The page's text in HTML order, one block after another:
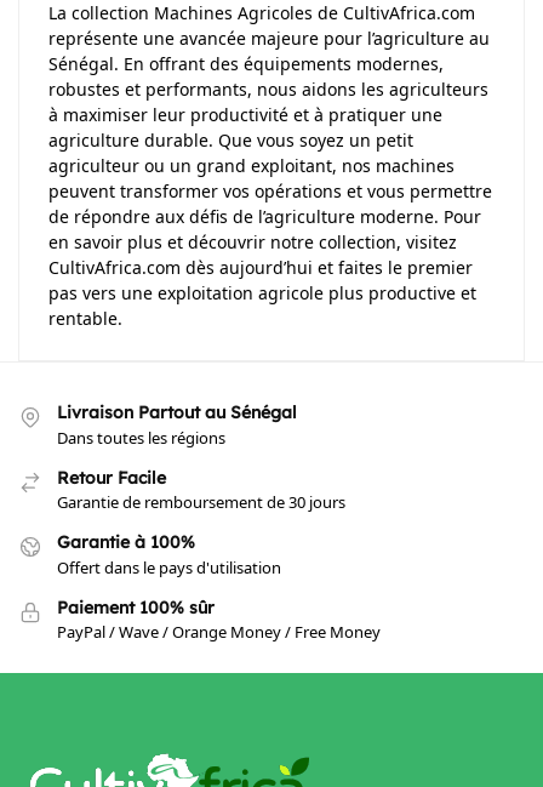
La collection Machines Agricoles de CultivAfrica.com
représente une avancée majeure pour l’agriculture au
Sénégal. En offrant des équipements modernes,
robustes et performants, nous aidons les agriculteurs
à maximiser leur productivité et à pratiquer une
agriculture durable. Que vous soyez un petit
agriculteur ou un grand exploitant, nos machines
peuvent transformer vos opérations et vous permettre
de répondre aux défis de l’agriculture moderne. Pour
en savoir plus et découvrir notre collection, visitez
CultivAfrica.com dès aujourd’hui et faites le premier
pas vers une exploitation agricole plus productive et
rentable.
Livraison Partout au Sénégal
Dans toutes les régions
Retour Facile
Garantie de remboursement de 30 jours
Garantie à 100%
Offert dans le pays d'utilisation
Paiement 100% sûr
PayPal / Wave / Orange Money / Free Money